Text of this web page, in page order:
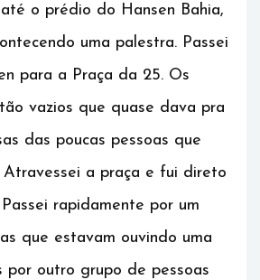
o prédio do Hansen Bahia,
uma palestra. Passei
para a Praça da 25. Os
vazios que quase dava pra
das poucas pessoas que
Atravessei a praça e fui direto
rapidamente por um
que estavam ouvindo uma
por outro grupo de pessoas